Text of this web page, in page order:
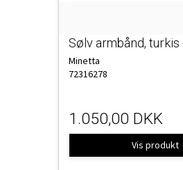
Sølv armbånd,
Minetta
72316278
1.050,00 DKK
Vis produkt